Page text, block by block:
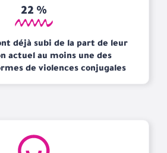
22 %
déjà subi de la part de leur
actuel au moins une des
de violences conjugales